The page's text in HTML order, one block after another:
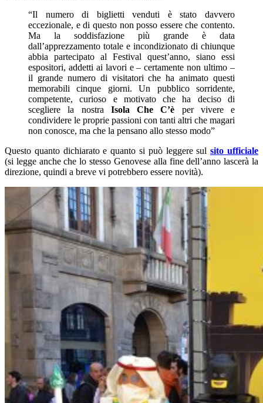
“Il numero di biglietti venduti è stato davvero
eccezionale, e di questo non posso essere che contento.
Ma la soddisfazione più grande è data
dall’apprezzamento totale e incondizionato di chiunque
abbia partecipato al Festival quest’anno, siano essi
espositori, addetti ai lavori e – certamente non ultimo –
il grande numero di visitatori che ha animato questi
memorabili cinque giorni. Un pubblico sorridente,
competente, curioso e motivato che ha deciso di
scegliere la nostra Isola Che C’è per vivere e
condividere le proprie passioni con tanti altri che magari
non conosce, ma che la pensano allo stesso modo”
Questo quanto dichiarato e quanto si può leggere sulsito ufficiale
(si legge anche che lo stesso Genovese alla fine dell’anno lascerà la
direzione, quindi a breve vi potrebbero essere novità).